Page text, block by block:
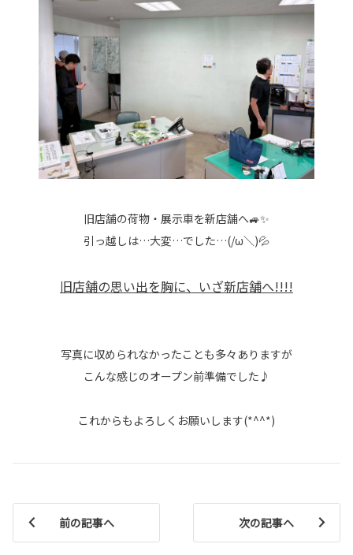
旧店舗の荷物・展示車を新店舗へ🚙✨
引っ越しは…大変…でした…(/ω＼)💦
旧店舗の思い出を胸に、いざ新店舗へ!!!!
写真に収められなかったことも多々ありますが
こんな感じのオープン前準備でした♪
これからもよろしくお願いします(*^^*)
前の記事へ 次の記事へ